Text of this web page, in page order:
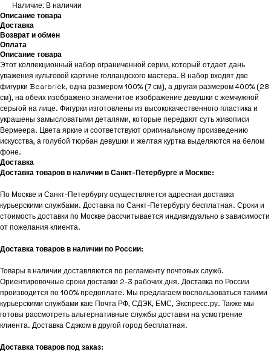
Наличие: В наличии
Описание товара
Доставка
Возврат и обмен
Оплата
Описание товара
Этот коллекционный набор ограниченной серии, который отдает дань
уважения культовой картине голландского мастера. В набор входят две
фигурки Bearbrick, одна размером 100% (7 см), а другая размером 400% (28
см), на обеих изображено знаменитое изображение девушки с жемчужной
серьгой на лице. Фигурки изготовлены из высококачественного пластика и
украшены замысловатыми деталями, которые передают суть живописи
Вермеера. Цвета яркие и соответствуют оригинальному произведению
искусства, а голубой тюрбан девушки и желтая куртка выделяются на белом
фоне.
Доставка
Доставка товаров в наличии в Санкт-Петербурге и Москве:
По Москве и Санкт-Петербургу осуществляется адресная доставка
курьерскими службами. Доставка по Санкт-Петербургу бесплатная. Сроки и
стоимость доставки по Москве рассчитывается индивидуально в зависимости
от пожелания клиента.
Доставка товаров в наличии по России:
Товары в наличии доставляются по регламенту почтовых служб.
Ориентировочные сроки доставки 2-3 рабочих дня. Доставка по России
производится по 100% предоплате. Мы предлагаем воспользоваться такими
курьерскими службами как: Почта РФ, СДЭК, ЕМС, Экспресс.ру. Также мы
готовы рассмотреть альтернативные службы доставки на усмотрение
клиента. Доставка Сдэком в другой город бесплатная.
Доставка товаров под заказ: